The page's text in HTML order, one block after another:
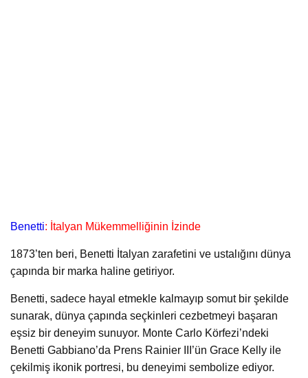
Benetti: İtalyan Mükemmelliğinin İzinde
1873’ten beri, Benetti İtalyan zarafetini ve ustalığını dünya
çapında bir marka haline getiriyor.
Benetti, sadece hayal etmekle kalmayıp somut bir şekilde
sunarak, dünya çapında seçkinleri cezbetmeyi başaran
eşsiz bir deneyim sunuyor. Monte Carlo Körfezi’ndeki
Benetti Gabbiano’da Prens Rainier III’ün Grace Kelly ile
çekilmiş ikonik portresi, bu deneyimi sembolize ediyor.